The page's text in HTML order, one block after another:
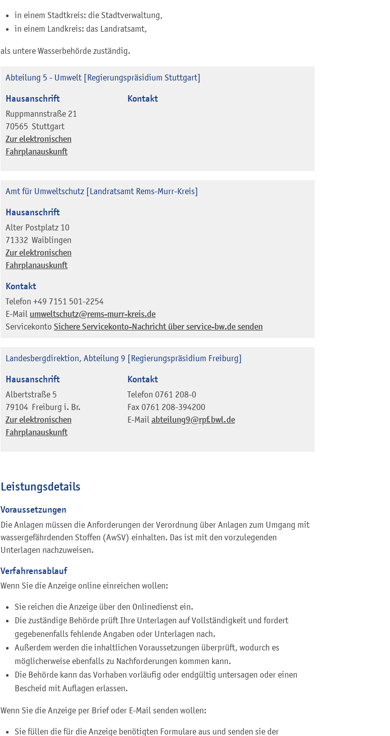
in einem Stadtkreis: die Stadtverwaltung,
in einem Landkreis: das Landratsamt,
als untere Wasserbehörde zuständig.
Abteilung 5 - Umwelt [Regierungspräsidium Stuttgart]
Hausanschrift
Ruppmannstraße 21
70565 Stuttgart
Zur elektronischen
Fahrplanauskunft
Kontakt
Amt für Umweltschutz [Landratsamt Rems-Murr-Kreis]
Hausanschrift
Alter Postplatz 10
71332 Waiblingen
Zur elektronischen
Fahrplanauskunft
Kontakt
Telefon +49 7151 501-2254
E-Mail umweltschutz@rems-murr-kreis.de
Servicekonto Sichere Servicekonto-Nachricht über service-bw.de senden
Landesbergdirektion, Abteilung 9 [Regierungspräsidium Freiburg]
Hausanschrift
Albertstraße 5
79104 Freiburg i. Br.
Zur elektronischen
Fahrplanauskunft
Kontakt
Telefon 0761 208-0
Fax 0761 208-394200
E-Mail abteilung9@rpf.bwl.de
Leistungsdetails
Voraussetzungen
Die Anlagen müssen die Anforderungen der Verordnung über Anlagen zum Umgang mit
wassergefährdenden Stoffen (AwSV) einhalten. Das ist mit den vorzulegenden
Unterlagen nachzuweisen.
Verfahrensablauf
Wenn Sie die Anzeige online einreichen wollen:
Sie reichen die Anzeige über den Onlinedienst ein.
Die zuständige Behörde prüft Ihre Unterlagen auf Vollständigkeit und fordert
gegebenenfalls fehlende Angaben oder Unterlagen nach.
Außerdem werden die inhaltlichen Voraussetzungen überprüft, wodurch es
möglicherweise ebenfalls zu Nachforderungen kommen kann.
Die Behörde kann das Vorhaben vorläufig oder endgültig untersagen oder einen
Bescheid mit Auflagen erlassen.
Wenn Sie die Anzeige per Brief oder E-Mail senden wollen:
Sie füllen die für die Anzeige benötigten Formulare aus und senden sie der